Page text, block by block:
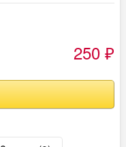
250 ₽